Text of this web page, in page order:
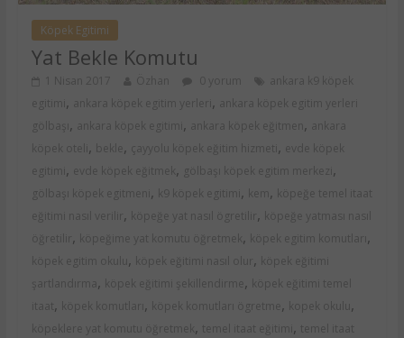
Köpek Egitimi
Yat Bekle Komutu
1 Nisan 2017 Özhan 0 yorum
ankara k9 köpek
egitimi , ankara köpek egitim yerleri ,
ankara köpek egitim yerleri
gölbaşı , ankara köpek egitimi , ankara köpek eğitmen ,
ankara
köpek oteli , bekle , çayyolu köpek eğitim hizmeti , evde köpek
egitimi , evde köpek eğitmek , gölbaşı köpek egitim merkezi ,
gölbaşı köpek egitmeni , k9 köpek egitimi , kem ,
köpeğe temel itaat
eğitimi nasıl verilir , köpeğe yat nasıl ögretilir ,
köpeğe yatması nasıl
öğretilir , köpeğime yat komutu öğretmek , köpek egitim komutları ,
köpek egitim okulu , köpek eğitimi nasıl olur ,
köpek eğitimi
şartlandırma , köpek eğitimi şekillendirme ,
köpek eğitimi temel
itaat, köpek komutları , köpek komutları ögretme , kopek okulu ,
köpeklere yat komutu öğretmek , temel itaat eğitimi , temel itaat